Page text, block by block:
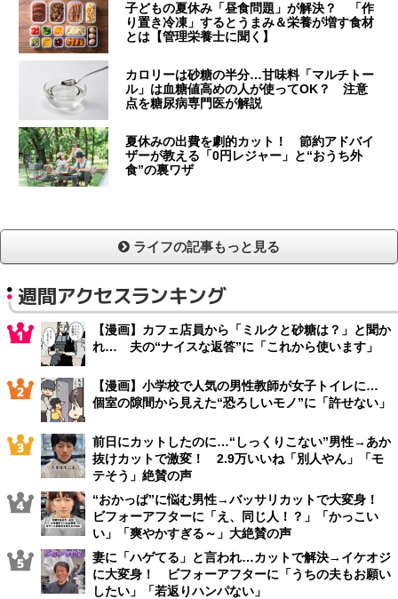
子どもの夏休み「昼食問題」が解決？ 「作
り置き冷凍」するとうまみ＆栄養が増す食材
とは【管理栄養士に聞く】
カロリーは砂糖の半分…甘味料「マルチトー
ル」は血糖値高めの人が使ってOK？ 注意
点を糖尿病専門医が解説
夏休みの出費を劇的カット！ 節約アドバイ
ザーが教える「0円レジャー」と“おうち外
食”の裏ワザ
ライフの記事もっと見る
週間アクセスランキング
【漫画】カフェ店員から「ミルクと砂糖は？」と聞か
れ… 夫の“ナイスな返答”に「これから使います」
【漫画】小学校で人気の男性教師が女子トイレに…
個室の隙間から見えた“恐ろしいモノ”に「許せない」
前日にカットしたのに…“しっくりこない”男性→あか
抜けカットで激変！ 2.9万いいね「別人やん」「モ
テそう」絶賛の声
“おかっぱ”に悩む男性→バッサリカットで大変身！
ビフォーアフターに「え、同じ人！？」「かっこい
い」「爽やかすぎる～」大絶賛の声
妻に「ハゲてる」と言われ…カットで解決→イケオジ
に大変身！ ビフォーアフターに「うちの夫もお願い
したい」「若返りハンパない」